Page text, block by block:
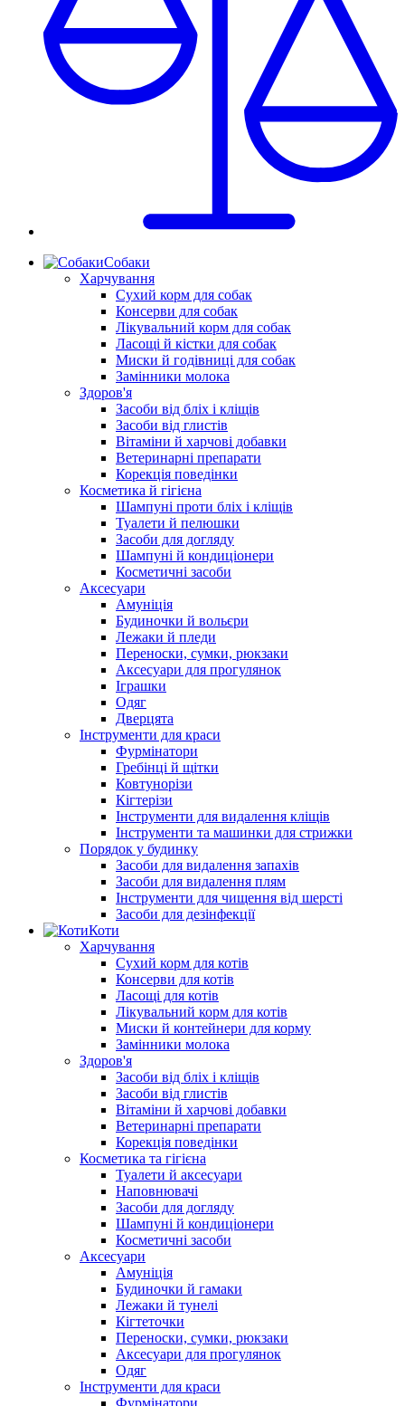
Собаки
Харчування
Сухий корм для собак
Консерви для собак
Лікувальний корм для собак
Ласощі й кістки для собак
Миски й годівниці для собак
Замінники молока
Здоров'я
Засоби від бліх і кліщів
Засоби від глистів
Вітаміни й харчові добавки
Ветеринарні препарати
Корекція поведінки
Косметика й гігієна
Шампуні проти бліх і кліщів
Туалети й пелюшки
Засоби для догляду
Шампуні й кондиціонери
Косметичні засоби
Аксесуари
Амуніція
Будиночки й вольєри
Лежаки й пледи
Переноски, сумки, рюкзаки
Аксесуари для прогулянок
Іграшки
Одяг
Дверцята
Інструменти для краси
Фурмінатори
Гребінці й щітки
Ковтунорізи
Кігтерізи
Інструменти для видалення кліщів
Інструменти та машинки для стрижки
Порядок у будинку
Засоби для видалення запахів
Засоби для видалення плям
Інструменти для чищення від шерсті
Засоби для дезінфекції
Коти
Харчування
Сухий корм для котів
Консерви для котів
Ласощі для котів
Лікувальний корм для котів
Миски й контейнери для корму
Замінники молока
Здоров'я
Засоби від бліх і кліщів
Засоби від глистів
Вітаміни й харчові добавки
Ветеринарні препарати
Корекція поведінки
Косметика та гігієна
Туалети й аксесуари
Наповнювачі
Засоби для догляду
Шампуні й кондиціонери
Косметичні засоби
Аксесуари
Амуніція
Будиночки й гамаки
Лежаки й тунелі
Кігтеточки
Переноски, сумки, рюкзаки
Аксесуари для прогулянок
Одяг
Інструменти для краси